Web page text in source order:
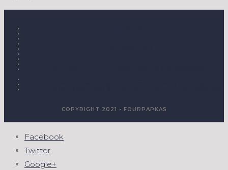
COPYRIGHT 2021 - FOURPAPKAS
Facebook
Twitter
Google+